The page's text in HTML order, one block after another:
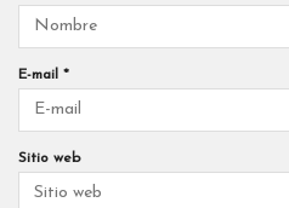
E-mail *
Sitio web